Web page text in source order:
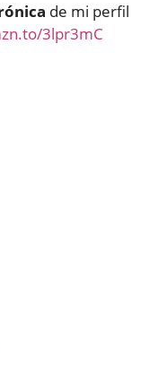
de mi perfil
3lpr3mC